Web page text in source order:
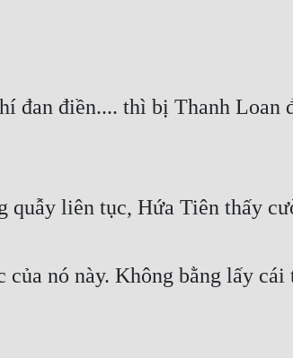
đan điền.... thì bị Thanh Loan
quẫy liên tục, Hứa Tiên thấy
của nó này. Không bằng lấy